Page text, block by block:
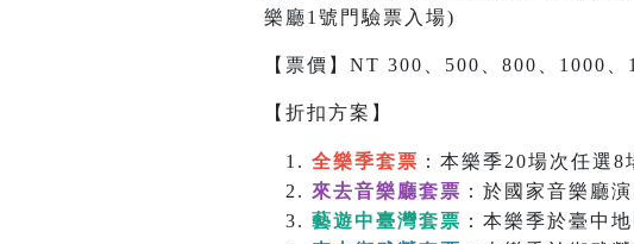
樂廳1號門驗票入場)
【票價】NT 300、500、800、1000、
【折扣方案】
全樂季套票 ：本樂季20場次任選
來去音樂廳套票 ：於國家音樂廳
藝遊中臺灣套票 ：本樂季於臺中